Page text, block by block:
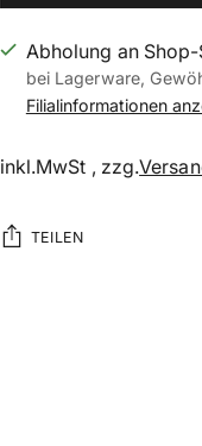
Abholung an
bei Lagerware,
Filialinformationen
inkl.MwSt , zzg.
TEILEN